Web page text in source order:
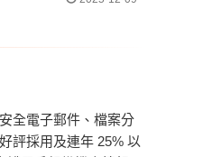
全電子郵件、檔案分
評採用及連年 25% 以